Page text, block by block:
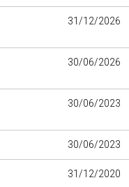
31/12/2026
30/06/2026
30/06/2023
30/06/2023
31/12/2020